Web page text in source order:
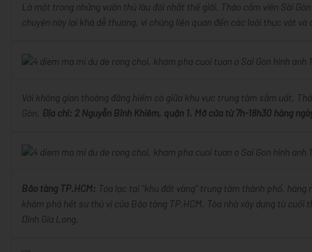
Là một trong những vườn thú lâu đời nhất thế giới, Thảo cầm viên Sài
chuyện này lại khá dễ thương, vì chúng liên quan đến các loài thực vật và
Với không gian thoáng đãng hiếm có giữa khu vực trung tâm sầm uất,
Gòn. Địa chỉ: 2 Nguyễn Bỉnh Khiêm, quận 1. Mở cửa từ 7h-18h30 hàng
Bảo tàng TP.HCM: Tọa lạc tại "khu đất vàng" trung tâm thành phố, hàng
khám phá hết sự thú vị của Bảo tàng TP.HCM. Tòa nhà xây dựng từ
Dinh Gia Long.